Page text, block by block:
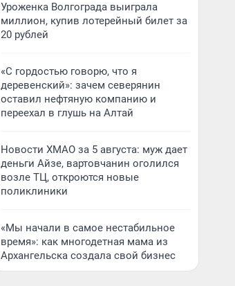
Уроженка Волгограда выиграла
миллион, купив лотерейный билет за
20 рублей
«С гордостью говорю, что я
деревенский»: зачем северянин
оставил нефтяную компанию и
переехал в глушь на Алтай
Новости ХМАО за 5 августа: муж дает
деньги Айзе, вартовчанин оголился
возле ТЦ, откроются новые
поликлиники
«Мы начали в самое нестабильное
время»: как многодетная мама из
Архангельска создала свой бизнес